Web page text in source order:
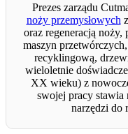
Prezes zarządu
noży przemysłowych
oraz regeneracją
maszyn
recyklingową,
wieloletnie
XX wieku) z
swojej pracy stawia
narzędzi do